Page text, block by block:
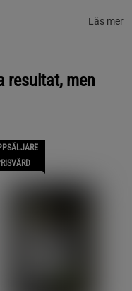
Läs mer
resultat, men